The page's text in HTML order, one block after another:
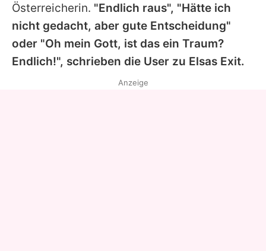
Österreicherin. "Endlich raus", "Hätte ich
nicht gedacht, aber gute Entscheidung"
oder "Oh mein Gott, ist das ein Traum?
Endlich!", schrieben die User zu Elsas Exit.
Anzeige